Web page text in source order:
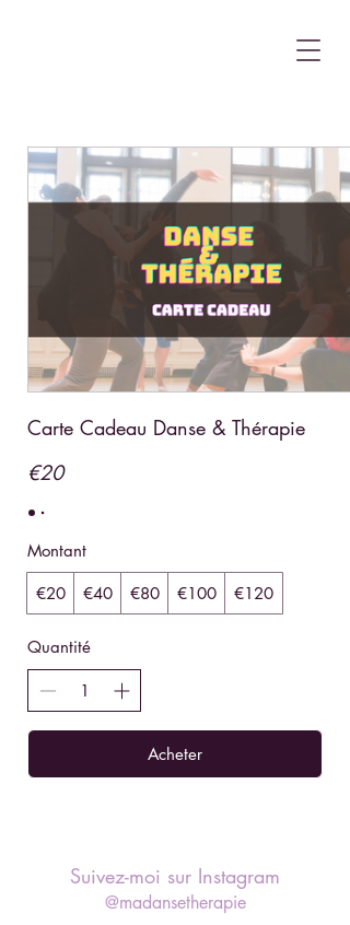
Carte Cadeau Danse & Thérapie
€20
Montant
€20 €40 €80 €100 €120
Quantité
Acheter
Suivez-moi sur Instagram
@madansetherapie